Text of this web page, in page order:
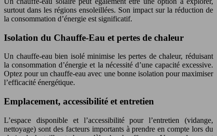
surtout dans les régions ensoleillées. Son impact sur la réduction de
la consommation d’énergie est significatif.
Isolation du Chauffe-Eau et pertes de chaleur
Un chauffe-eau bien isolé minimise les pertes de chaleur, réduisant
la consommation d’énergie et la nécessité d’une capacité excessive.
Optez pour un chauffe-eau avec une bonne isolation pour maximiser
l’efficacité énergétique.
Emplacement, accessibilité et entretien
L’espace disponible et l’accessibilité pour l’entretien (vidange,
nettoyage) sont des facteurs importants à prendre en compte lors du